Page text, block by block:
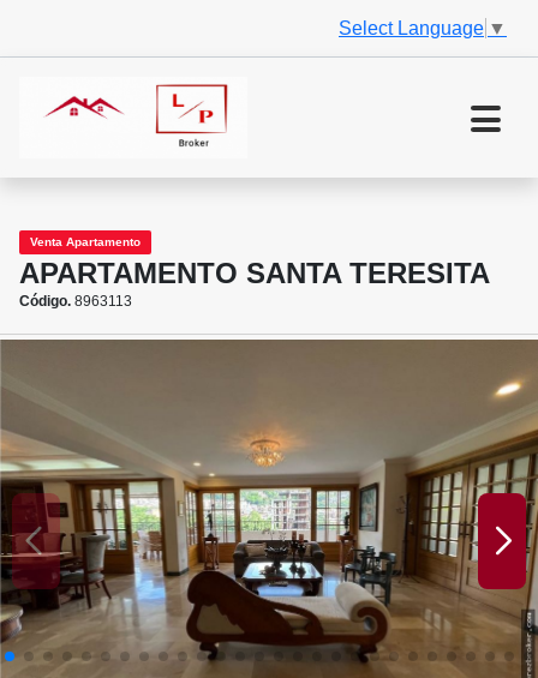
Select Language ▼
Venta Apartamento
APARTAMENTO SANTA TERESITA
Código. 8963113